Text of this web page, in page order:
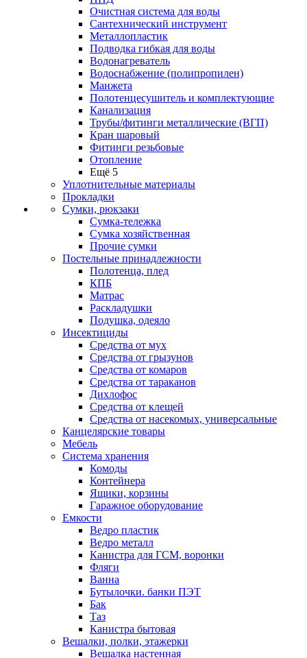
Очистная система для воды
Сантехнический инструмент
Металлопластик
Подводка гибкая для воды
Водонагреватель
Водоснабжение (полипропилен)
Манжета
Полотенцесушитель и комплектующие
Канализация
Трубы/фитинги металлические (ВГП)
Кран шаровый
Фитинги резьбовые
Отопление
Ещё 5
Уплотнительные материалы
Прокладки
Сумки, рюкзаки
Сумка-тележка
Сумка хозяйственная
Прочие сумки
Постельные принадлежности
Полотенца, плед
КПБ
Матрас
Раскладушки
Подушка, одеяло
Инсектициды
Средства от мух
Средства от грызунов
Средства от комаров
Средства от тараканов
Дихлофос
Средства от клещей
Средства от насекомых, универсальные
Канцелярские товары
Мебель
Система хранения
Комоды
Контейнера
Ящики, корзины
Гаражное оборудование
Емкости
Ведро пластик
Ведро металл
Канистра для ГСМ, воронки
Фляги
Ванна
Бутылочки. банки ПЭТ
Бак
Таз
Канистра бытовая
Вешалки, полки, этажерки
Вешалка настенная